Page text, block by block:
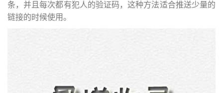
条，并且每次都有犯人的验证码，这种方法适合推送少量的
链接的时候使用。